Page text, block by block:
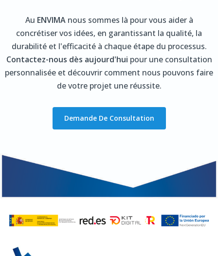
Au ENVIMAnous sommes là pour vous aider à
concrétiser vos idées, en garantissant la qualité, la
durabilité et l'efficacité à chaque étape du processus.
Contactez-nous dès aujourd'hui pour une consultation
personnalisée et découvrir comment nous pouvons faire
de votre projet une réussite.
Demande De Consultation